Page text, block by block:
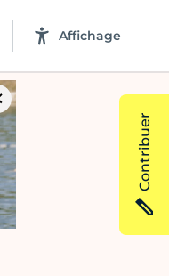
Affichage
Contribuer